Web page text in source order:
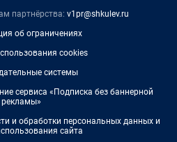
партнёрства: v1pr@shkulev.ru
об ограничениях
cookies
системы
сервиса «Подписка без баннерной
рекламы»
и обработки персональных данных и
сайта